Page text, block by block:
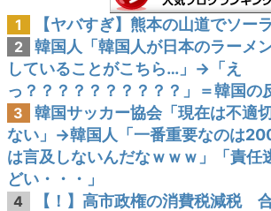
1 【ヤバすぎ】熊本の山道でソー
2
韓国人「韓国人が日本のラーメ
していることがこちら…」→「え
っ？？？？？？？？？？」＝韓国の
3
韓国サッカー協会「現在は不適
ない」→韓国人「一番重要なのは
は言及しないんだなｗｗｗ」「責任
どい・・・」
4
【！】高市政権の消費税減税